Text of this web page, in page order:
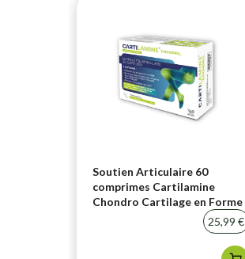
Soutien Articulaire 60
comprimes Cartilamine
Chondro Cartilage en Forme
25,99 €